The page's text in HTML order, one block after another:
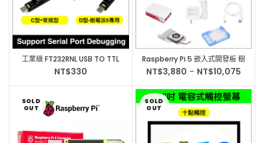
工業級 FT232RNL USB TO TTL
(UART) 樹莓派5 Serial Port專
用
NT$330
Raspberry Pi 5 嵌入式開發板 樹
莓派5 8GB 基礎套件
NT$3,880 – NT$10,075
SOLD
OUT
SOLD
OUT